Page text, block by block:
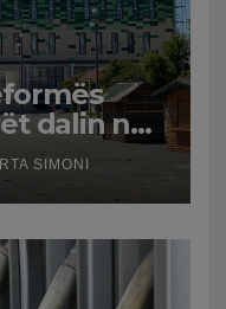
dalin në
SIMONI